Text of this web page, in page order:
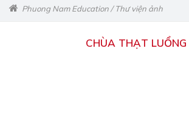
Phuong Nam Education /Thư viện ảnh
CHÙA THẠT LUỔNG